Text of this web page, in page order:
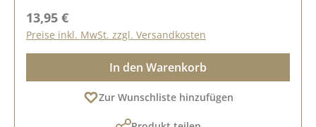
Regulärer Preis:
13,95 €
Preise inkl. MwSt. zzgl. Versandkosten
In den Warenkorb
Zur Wunschliste hinzufügen